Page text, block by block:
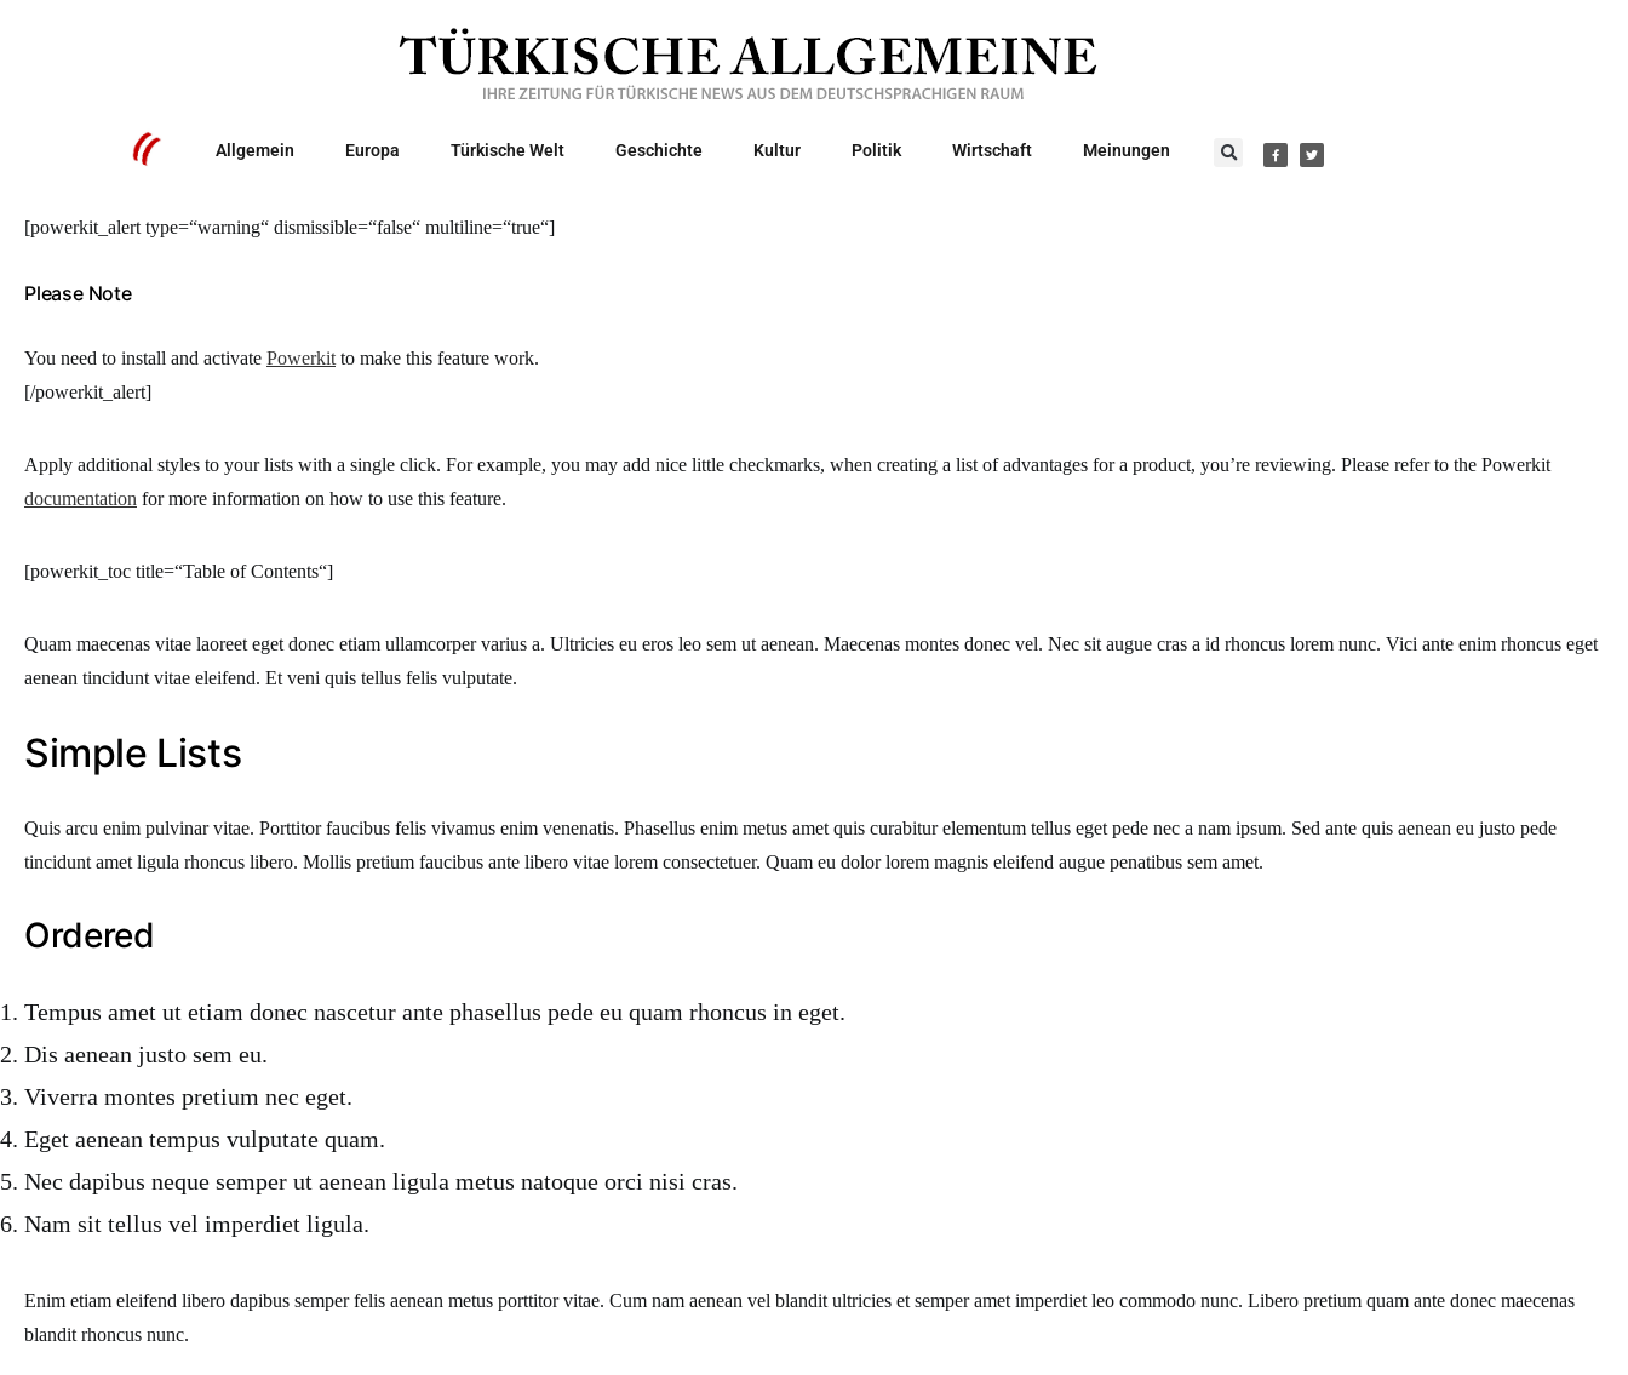
Allgemein Europa Türkische Welt Geschichte Kultur Politik Wirtschaft Meinungen
[powerkit_alert type=“warning“ dismissible=“false“ multiline=“true“]
Please Note
You need to install and activate Powerkit to make this feature work.
[/powerkit_alert]
Apply additional styles to your lists with a single click. For example, you may add nice little checkmarks, when creating a list of advantages for a product, you’re reviewing. Please refer to the Powerkit
documentation for more information on how to use this feature.
[powerkit_toc title=“Table of Contents“]
Quam maecenas vitae laoreet eget donec etiam ullamcorper varius a. Ultricies eu eros leo sem ut aenean. Maecenas montes donec vel. Nec sit augue cras a id rhoncus lorem nunc. Vici ante enim rhoncus eget
aenean tincidunt vitae eleifend. Et veni quis tellus felis vulputate.
Simple Lists
Quis arcu enim pulvinar vitae. Porttitor faucibus felis vivamus enim venenatis. Phasellus enim metus amet quis curabitur elementum tellus eget pede nec a nam ipsum. Sed ante quis aenean eu justo pede
tincidunt amet ligula rhoncus libero. Mollis pretium faucibus ante libero vitae lorem consectetuer. Quam eu dolor lorem magnis eleifend augue penatibus sem amet.
Ordered
Tempus amet ut etiam donec nascetur ante phasellus pede eu quam rhoncus in eget.
Dis aenean justo sem eu.
Viverra montes pretium nec eget.
Eget aenean tempus vulputate quam.
Nec dapibus neque semper ut aenean ligula metus natoque orci nisi cras.
Nam sit tellus vel imperdiet ligula.
Enim etiam eleifend libero dapibus semper felis aenean metus porttitor vitae. Cum nam aenean vel blandit ultricies et semper amet imperdiet leo commodo nunc. Libero pretium quam ante donec maecenas
blandit rhoncus nunc.